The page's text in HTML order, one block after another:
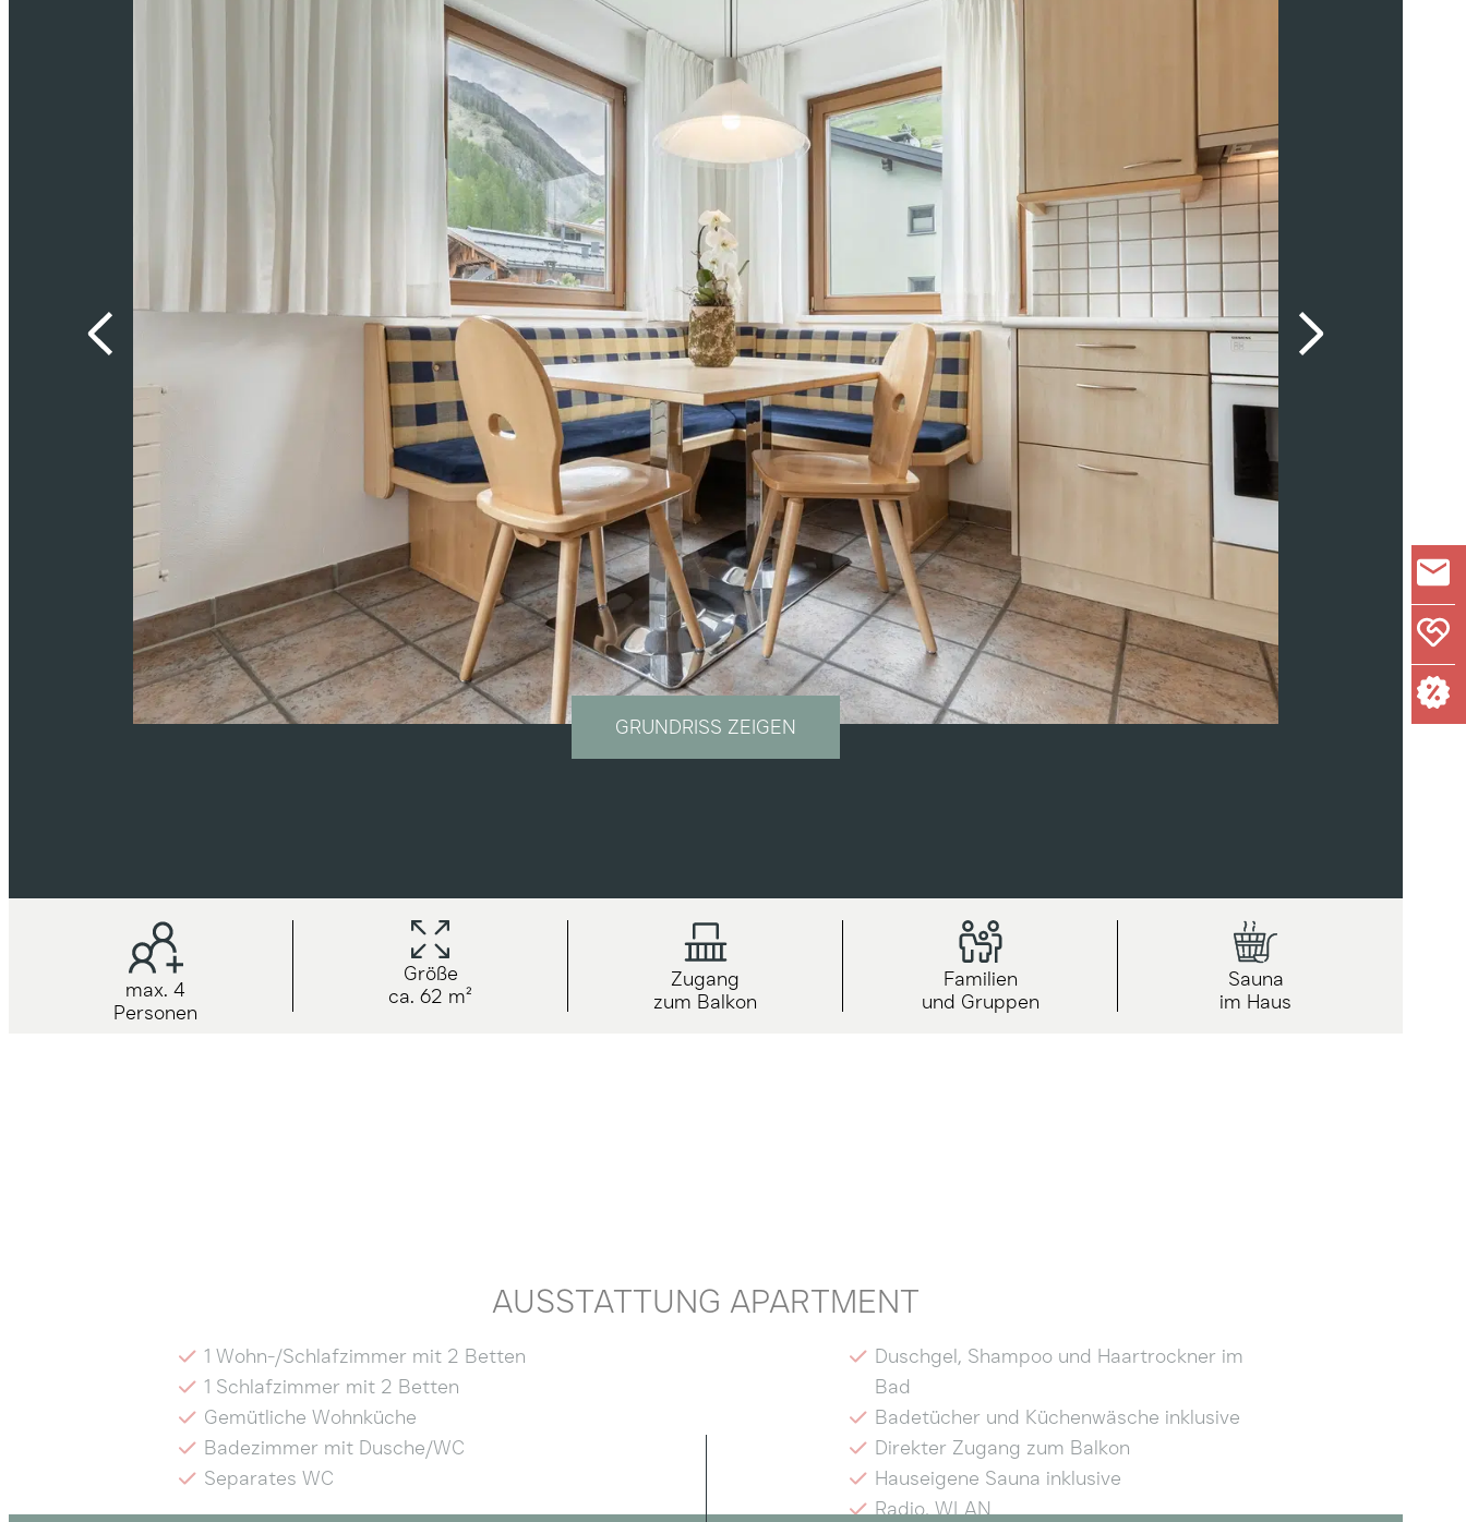
GRUNDRISS ZEIGEN
max. 4
Personen
Größe
ca. 62 m²
Zugang
zum Balkon
Familien
und Gruppen
Sauna
im Haus
AUSSTATTUNG APARTMENT
1 Wohn-/Schlafzimmer mit 2 Betten
1 Schlafzimmer mit 2 Betten
Gemütliche Wohnküche
Badezimmer mit Dusche/WC
Separates WC
Duschgel, Shampoo und Haartrockner im
Bad
Badetücher und Küchenwäsche inklusive
Direkter Zugang zum Balkon
Hauseigene Sauna inklusive
Radio, WLAN